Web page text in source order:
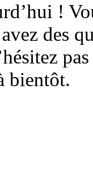
!
des
bientôt.